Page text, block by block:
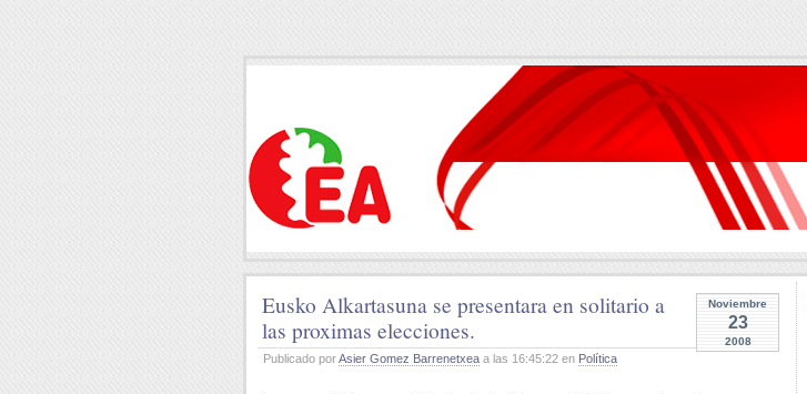
Noviembre
23
2008
Eusko Alkartasuna se presentara en solitario a
las proximas elecciones.
Publicado porAsier Gomez Barrenetxea a las 16:45:22 en Política